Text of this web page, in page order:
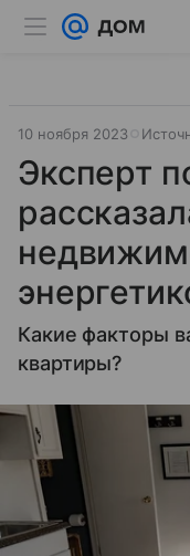
10 ноября 2023
Эксперт
Какие факторы
квартиры?